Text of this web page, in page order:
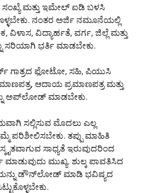
ಮತ್ತು ಇಮೇಲ್ ಐಡಿ ಬಳಸಿ
ನಂತರ ಅರ್ಜಿ ನಮೂನೆಯಲ್ಲಿ
ವಿಳಾಸ, ವಿದ್ಯಾರ್ಹತೆ, ವರ್ಗ, ಜಿಲ್ಲೆ ಮತ್ತು
ಸರಿಯಾಗಿ ಭರ್ತಿ ಮಾಡಬೇಕು.
ಗಾತ್ರದ ಫೋಟೋ, ಸಹಿ, ಪಿಯುಸಿ
ಆದಾಯ ಪ್ರಮಾಣಪತ್ರ ಮತ್ತು
ಅಪ್‌ಲೋಡ್ ಮಾಡಬೇಕು.
ಸಲ್ಲಿಸುವ ಮೊದಲು ಎಲ್ಲ
ಪರಿಶೀಲಿಸಬೇಕು. ತಪ್ಪು ಮಾಹಿತಿ
ಸಾಧ್ಯತೆ ಇರುವುದರಿಂದ
ಮುಖ್ಯ. ಶುಲ್ಕ ಪಾವತಿಸಿದ
ಡೌನ್‌ಲೋಡ್ ಮಾಡಿ ಭವಿಷ್ಯದ